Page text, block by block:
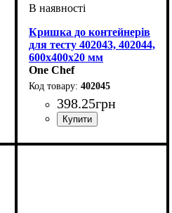
Кришка до контейнерів
для тесту 402043, 402044,
600х400х20 мм
One Chef
402045
398.25грн